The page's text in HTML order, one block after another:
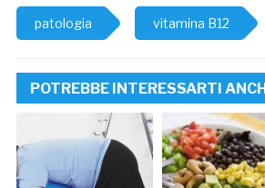
patologia vitamina B12
POTREBBE INTERESSARTI